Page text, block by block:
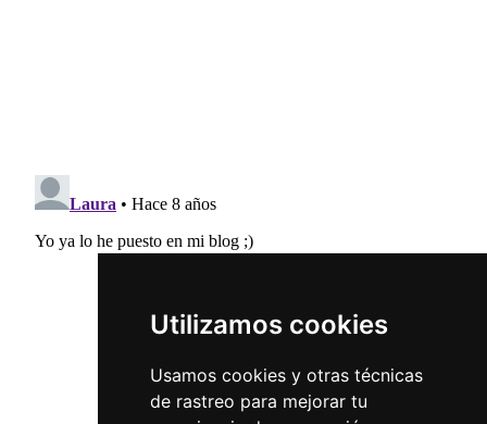
Utilizamos cookies
Usamos cookies y otras técnicas
de rastreo para mejorar tu